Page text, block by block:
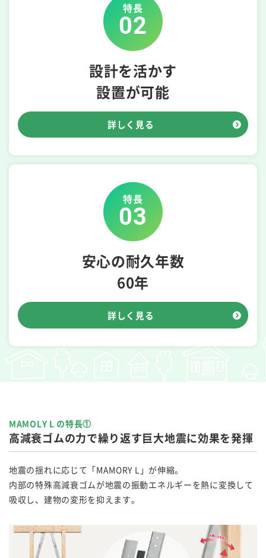
特長
02
設計を活かす
設置が可能
詳しく見る
特長
03
安心の耐久年数
60年
詳しく見る
MAMOLY L の特長①
高減衰ゴムの力で繰り返す巨大地震に効果を発揮
地震の揺れに応じて「MAMORY L」が伸縮。
内部の特殊高減衰ゴムが地震の振動エネルギーを熱に変換して
吸収し、建物の変形を抑えます。